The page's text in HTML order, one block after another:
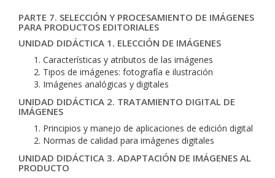
PARTE 7. SELECCIÓN Y PROCESAMIENTO DE IMÁGENES
PARA PRODUCTOS EDITORIALES
UNIDAD DIDÁCTICA 1. ELECCIÓN DE IMÁGENES
Características y atributos de las imágenes
Tipos de imágenes: fotografía e ilustración
Imágenes analógicas y digitales
UNIDAD DIDÁCTICA 2. TRATAMIENTO DIGITAL DE
IMÁGENES
Principios y manejo de aplicaciones de edición digital
Normas de calidad para imágenes digitales
UNIDAD DIDÁCTICA 3. ADAPTACIÓN DE IMÁGENES AL
PRODUCTO